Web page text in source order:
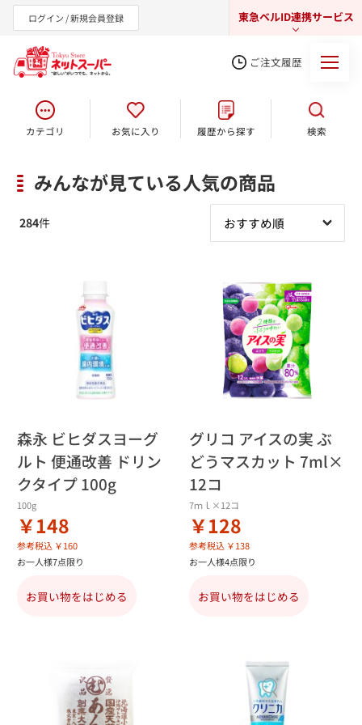
ログイン / 新規会員登録 東急ベルID連携サービス
東急オンラインショップ
ご注文履歴
カテゴリ お気に入り 履歴から探す 検索
みんなが見ている人気の商品
284件
森永 ビヒダスヨーグ
ルト 便通改善 ドリン
クタイプ 100g
100g
￥148
参考税込 ￥160
お一人様7点限り
お買い物をはじめる
グリコ アイスの実 ぶ
どうマスカット 7ml×
12コ
7ｍｌ×12コ
￥128
参考税込 ￥138
お一人様4点限り
お買い物をはじめる